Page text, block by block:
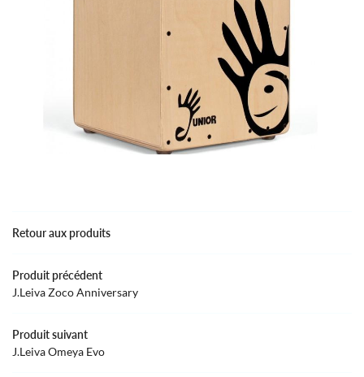
DE MUSIQUE
& INSTRUMENTS
Retour aux produits
Produit précédent
J.Leiva Zoco Anniversary
Produit suivant
J.Leiva Omeya Evo